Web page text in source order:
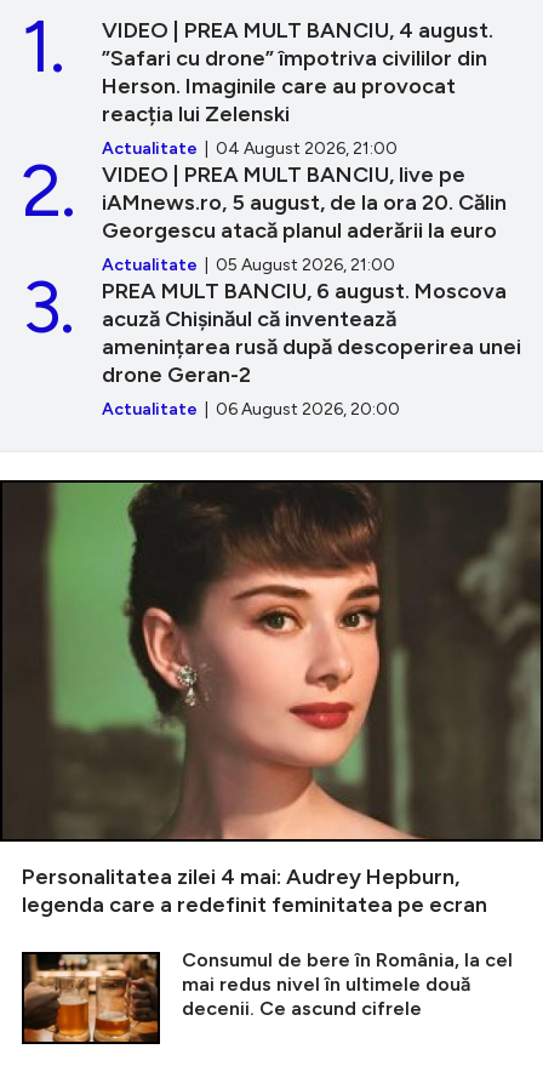
VIDEO | PREA MULT BANCIU, 4 august.
”Safari cu drone” împotriva civililor din
Herson. Imaginile care au provocat
reacția lui Zelenski
Actualitate | 04 August 2026, 21:00
1.
VIDEO | PREA MULT BANCIU, live pe
iAMnews.ro, 5 august, de la ora 20. Călin
Georgescu atacă planul aderării la euro
Actualitate | 05 August 2026, 21:00
2.
PREA MULT BANCIU, 6 august. Moscova
acuză Chișinăul că inventează
amenințarea rusă după descoperirea unei
drone Geran-2
Actualitate | 06 August 2026, 20:00
3.
Personalitatea zilei 4 mai: Audrey Hepburn,
legenda care a redefinit feminitatea pe ecran
Consumul de bere în România, la cel
mai redus nivel în ultimele două
decenii. Ce ascund cifrele